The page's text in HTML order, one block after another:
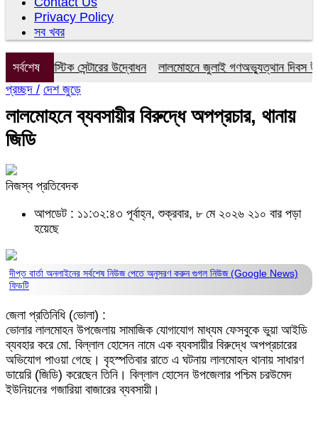
Privacy Policy
সব খবর
সর্বশেষ সেন্টারের উদ্বোধন
লালমোহনে জুলাই গণঅভ্যুত্থান দিবস
প্রচ্ছদ / দেশ জুড়ে
লালমোহনে ব্যবসায়ীর বিরুদ্ধে অপপ্রচার, থানায়
জিডি
নিজস্ব প্রতিবেদক
আপডেট : ১১:৩২:৪৩ পূর্বাহ্ন, শুক্রবার, ৮ মে ২০২৬ ২১০ বার পড়া
হয়েছে
দীপ্ত বার্তা অনলাইনের সর্বশেষ নিউজ পেতে অনুসরণ করুনগুগল নিউজ (Google News)
ফিডটি
জেলা প্রতিনিধি (ভোলা) :
ভোলার লালমোহন উপজেলায় সামাজিক যোগাযোগ মাধ্যম ফেসবুকে ভুয়া আইডি
ব্যবহার করে মো. বিল্লাল হোসেন নামে এক ব্যবসায়ীর বিরুদ্ধে অপপ্রচারের
অভিযোগ পাওয়া গেছে। বৃহস্পতিবার রাতে এ ঘটনায় লালমোহন থানায় সাধারণ
ডায়েরি (জিডি) করেছেন তিনি। বিল্লাল হোসেন উপজেলার পশ্চিম চরউমেদ
ইউনিয়নের গজারিয়া বাজারের ব্যবসায়ী।